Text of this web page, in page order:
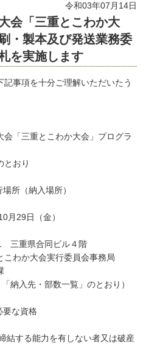
令和03年07月14日
会「三重とこわか大
・製本及び発送業務委
を実施します
事項を十分ご理解いただいたう
「三重とこわか大会」プログラ
おり
所（納入場所）
29日（金）
重県合同ビル４階
か大会実行委員会事務局
入先・部数一覧」のとおり）
要な資格
結する能力を有しない者又は破産